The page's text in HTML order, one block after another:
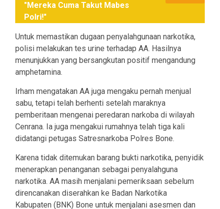
"Mereka Cuma Takut Mabes
Polri!"
Untuk memastikan dugaan penyalahgunaan narkotika,
polisi melakukan tes urine terhadap AA. Hasilnya
menunjukkan yang bersangkutan positif mengandung
amphetamina.
Irham mengatakan AA juga mengaku pernah menjual
sabu, tetapi telah berhenti setelah maraknya
pemberitaan mengenai peredaran narkoba di wilayah
Cenrana. Ia juga mengakui rumahnya telah tiga kali
didatangi petugas Satresnarkoba Polres Bone.
Karena tidak ditemukan barang bukti narkotika, penyidik
menerapkan penanganan sebagai penyalahguna
narkotika. AA masih menjalani pemeriksaan sebelum
direncanakan diserahkan ke Badan Narkotika
Kabupaten (BNK) Bone untuk menjalani asesmen dan